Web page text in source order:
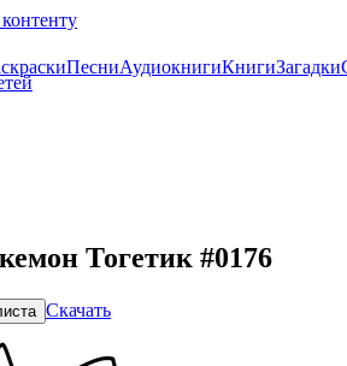
ПесниАудиокнигиКнигиЗагадки
Тогетик #0176
Скачать